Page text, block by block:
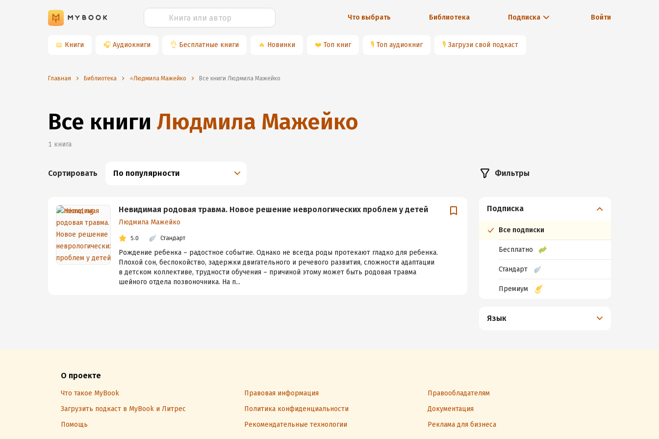
Что выбрать Библиотека Подписка Войти
📖 Книги 🎧 Аудиокниги 👌 Бесплатные книги 🔥 Новинки ❤️ Топ книг 🎙 Топ аудиокниг 🎙 Загрузи свой подкаст
Главная Библиотека ⭐️Людмила Мажейко Все книги Людмила Мажейко
Все книги Людмила Мажейко
1 книга
Сортировать По популярности
Невидимая родовая травма. Новое решение неврологических проблем у детей
Людмила Мажейко
5.0 Стандарт
Рождение ребенка – радостное событие. Однако не всегда роды протекают гладко для ребенка.
Плохой сон, беспокойство, задержки двигательного и речевого развития, сложности адаптации
в детском коллективе, трудности обучения – причиной этому может быть родовая травма
шейного отдела позвоночника. На п...
Фильтры
Подписка
Все подписки
Бесплатно
Стандарт
Премиум
Язык
О проекте
Что такое MyBook Правовая информация
Правообладателям
Загрузить подкаст в MyBook и Литрес
Политика конфиденциальности
Документация
Помощь
Рекомендательные технологии Реклама для бизнеса